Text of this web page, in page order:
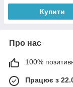
Купити
Про нас
100%
Працює з